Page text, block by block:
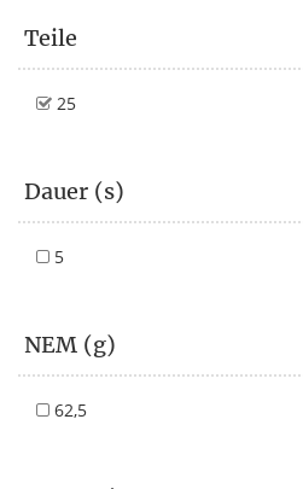
Teile
25
Dauer (s)
5
NEM (g)
62,5